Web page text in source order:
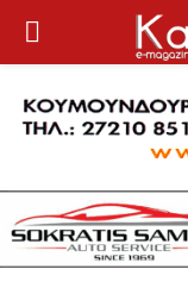
PRIMARY
MENU